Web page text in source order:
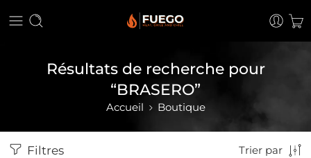
Résultats de recherche pour
“BRASERO”
Accueil Boutique
Filtres Trier par